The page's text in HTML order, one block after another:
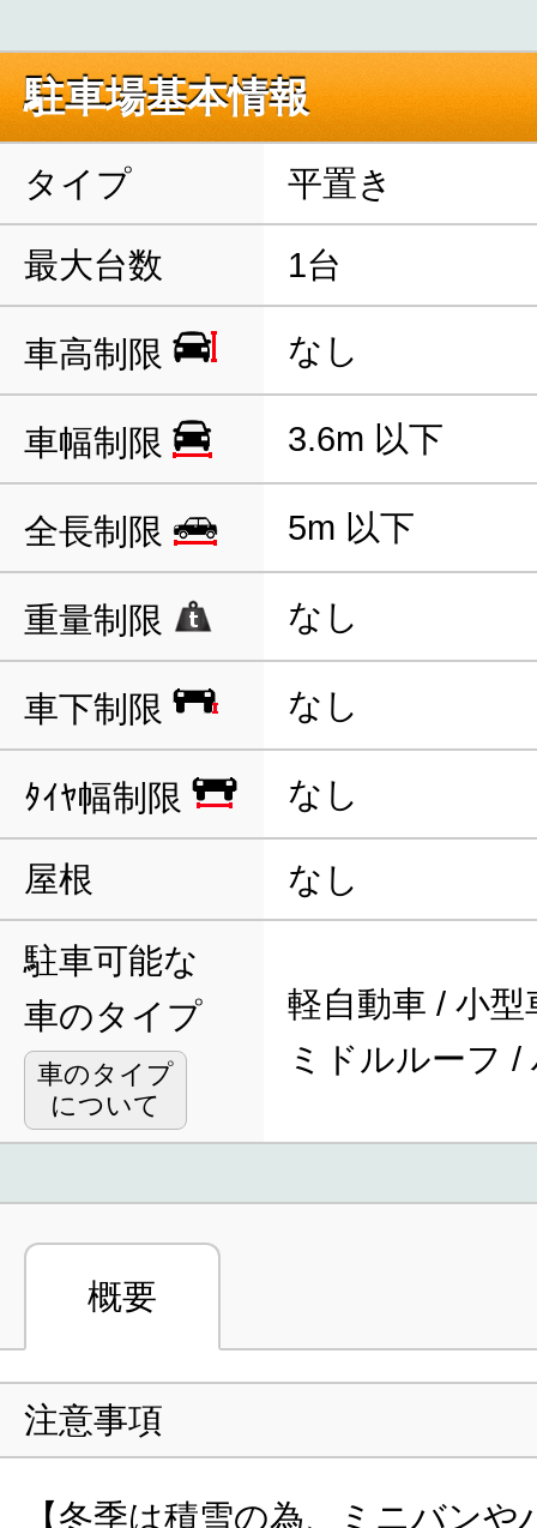
駐車場基本情報
タイプ 平置き
最大台数 1台
車高制限 なし
車幅制限 3.6m 以下
全長制限 5m 以下
重量制限 なし
車下制限 なし
ﾀｲﾔ幅制限 なし
屋根 なし
駐車可能な
車のタイプ
車のタイプ
について
軽自動車 / 小型
ミドルルーフ /
概要
注意事項
【冬季は積雪の為、ミニバン